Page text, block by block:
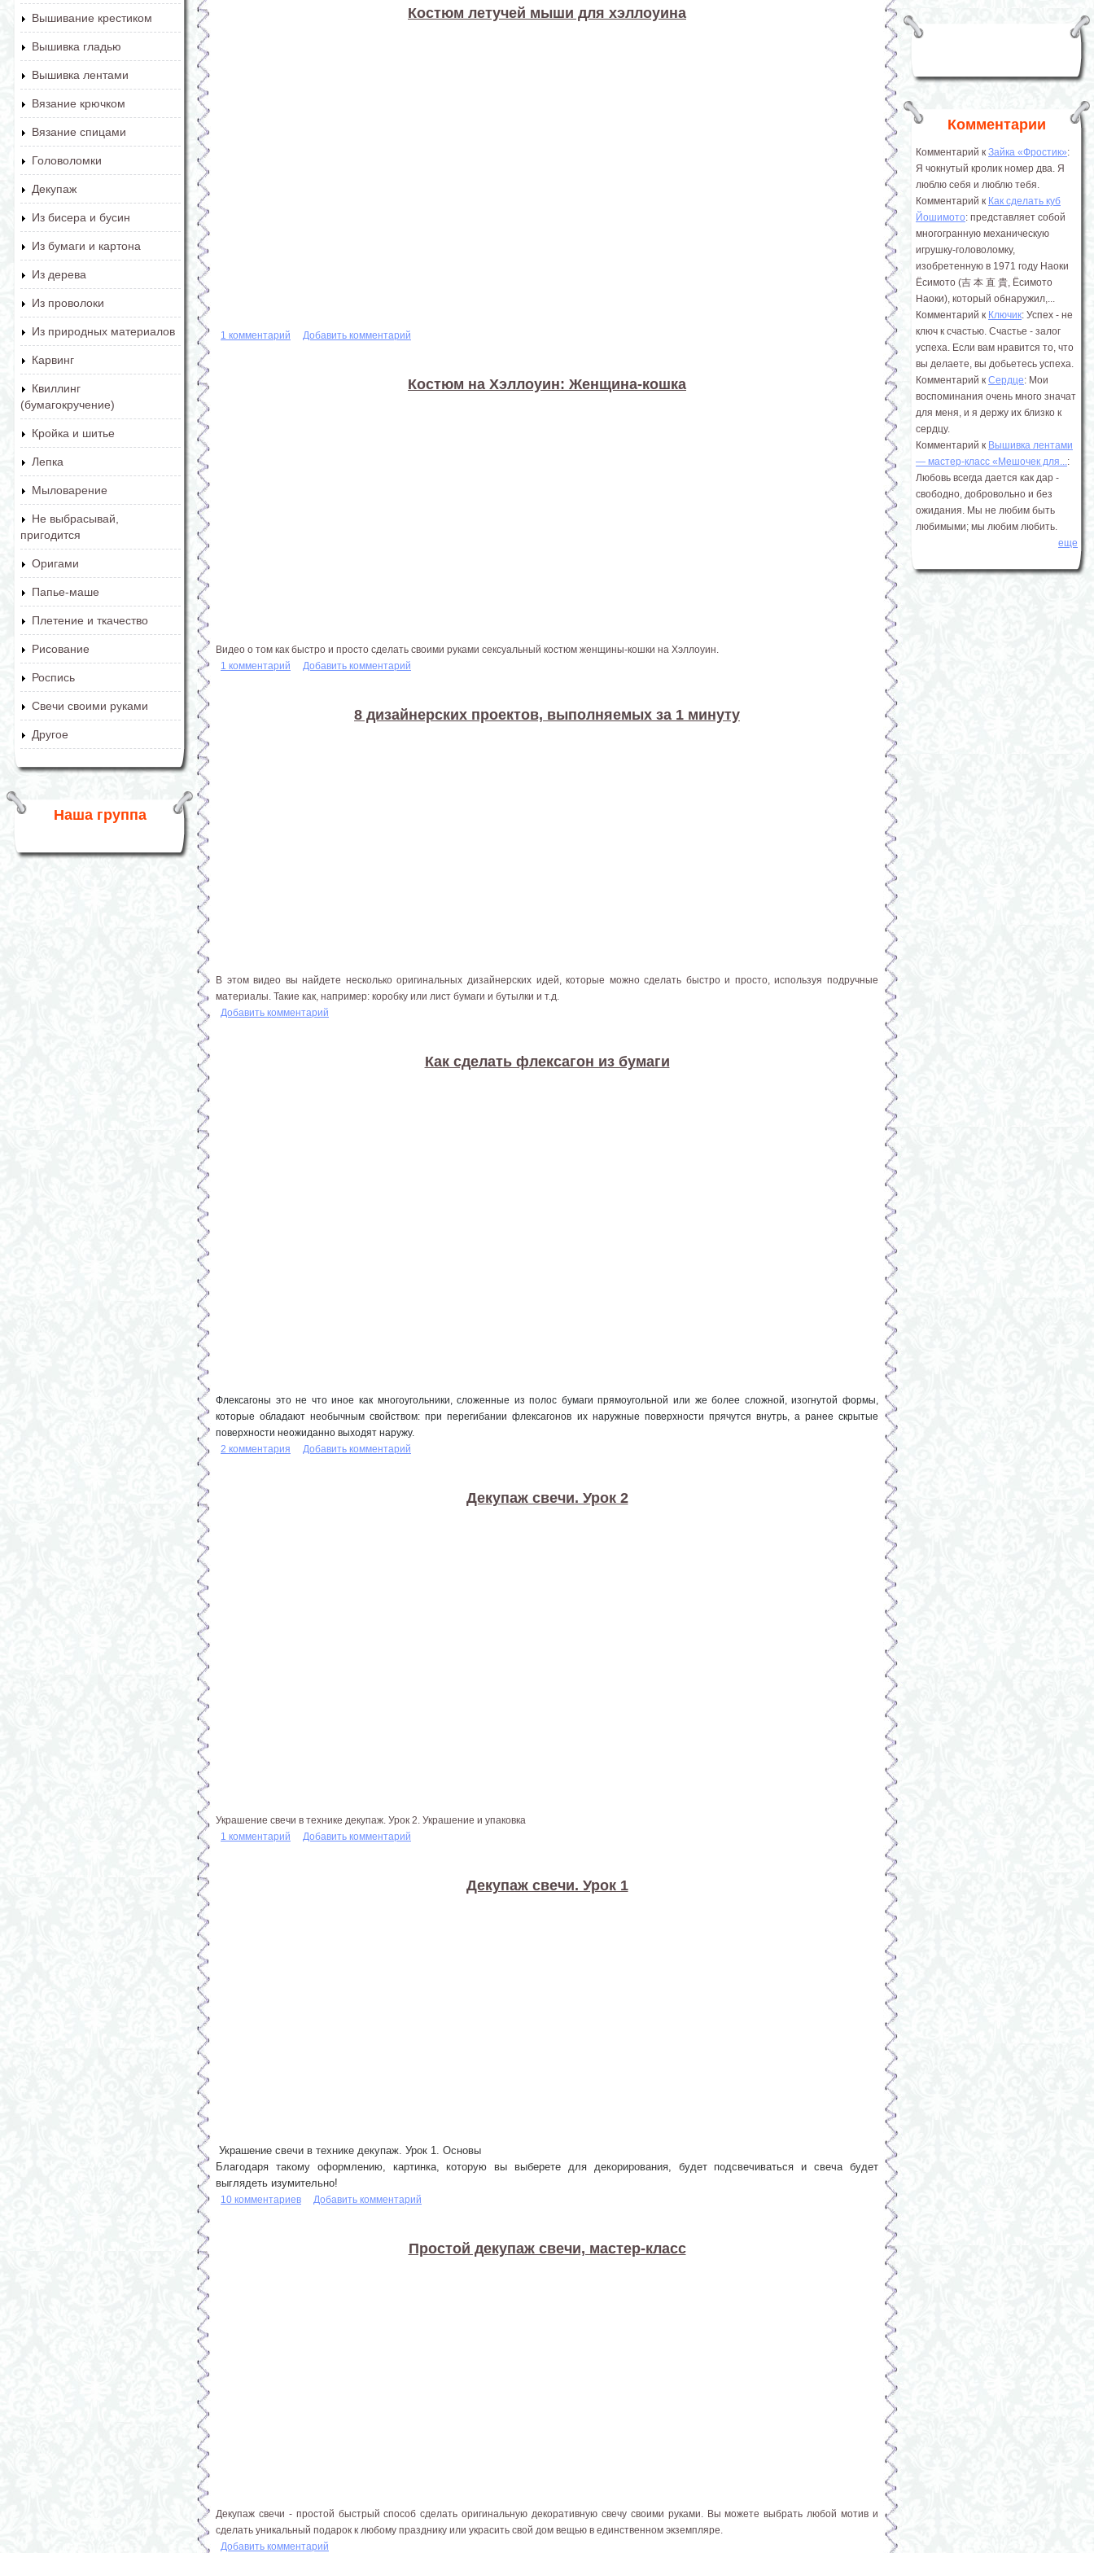
Вышивание крестиком
Вышивка гладью
Вышивка лентами
Вязание крючком
Вязание спицами
Головоломки
Декупаж
Из бисера и бусин
Из бумаги и картона
Из дерева
Из проволоки
Из природных материалов
Карвинг
Квиллинг
(бумагокручение)
Кройка и шитье
Лепка
Мыловарение
Не выбрасывай,
пригодится
Оригами
Папье-маше
Плетение и ткачество
Рисование
Роспись
Свечи своими руками
Другое
Наша группа
Костюм летучей мыши для хэллоуина
1 комментарий Добавить комментарий
Костюм на Хэллоуин: Женщина-кошка
Видео о том как быстро и просто сделать своими руками сексуальный костюм женщины-кошки на Хэллоуин.
1 комментарий
Добавить комментарий
8 дизайнерских проектов, выполняемых за 1 минуту
В этом видео вы найдете несколько оригинальных дизайнерских идей, которые можно сделать быстро и просто, используя подручные
материалы. Такие как, например: коробку или лист бумаги и бутылки и т.д.
Добавить комментарий
Как сделать флексагон из бумаги
Флексагоны это не что иное как многоугольники, сложенные из полос бумаги прямоугольной или же более сложной, изогнутой формы,
которые обладают необычным свойством: при перегибании флексагонов их наружные поверхности прячутся внутрь, а ранее скрытые
поверхности неожиданно выходят наружу.
2 комментария
Добавить комментарий
Декупаж свечи. Урок 2
Украшение свечи в технике декупаж. Урок 2. Украшение и упаковка
1 комментарий
Добавить комментарий
Декупаж свечи. Урок 1
Украшение свечи в технике декупаж. Урок 1. Основы
Благодаря такому оформлению, картинка, которую вы выберете для декорирования, будет подсвечиваться и свеча будет
выглядеть изумительно!
10 комментариев Добавить комментарий
Простой декупаж свечи, мастер-класс
Декупаж свечи - простой быстрый способ сделать оригинальную декоративную свечу своими руками. Вы можете выбрать любой мотив и
сделать уникальный подарок к любому празднику или украсить свой дом вещью в единственном экземпляре.
Добавить комментарий
Комментарии
Комментарий к Зайка «Фростик»:
Я чокнутый кролик номер два. Я
люблю себя и люблю тебя.
Комментарий к Как сделать куб
Йошимото: представляет собой
многогранную механическую
игрушку-головоломку,
изобретенную в 1971 году Наоки
Ёсимото (吉 本 直 貴, Ёсимото
Наоки), который обнаружил,...
Комментарий к Ключик: Успех - не
ключ к счастью. Счастье - залог
успеха. Если вам нравится то, что
вы делаете, вы добьетесь успеха.
Комментарий к Сердце: Мои
воспоминания очень много значат
для меня, и я держу их близко к
сердцу.
Комментарий к Вышивка лентами
― мастер-класс «Мешочек для...:
Любовь всегда дается как дар -
свободно, добровольно и без
ожидания. Мы не любим быть
любимыми; мы любим любить.
еще